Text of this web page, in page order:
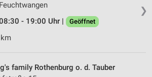
❯
- 19:00 Uhr |
Geöffnet
family Rothenburg o. d. Tauber